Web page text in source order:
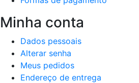
Minha conta
Dados pessoais
Alterar senha
Meus pedidos
Endereço de entrega